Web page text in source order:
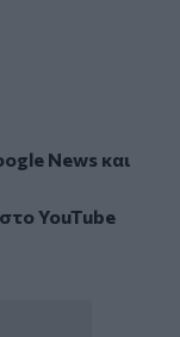
Newsκαι
YouTube